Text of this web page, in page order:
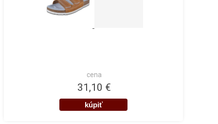
cena
31,10 €